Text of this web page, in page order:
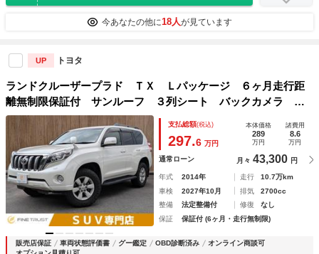
今あなたの他に18人が見ています
UP トヨタ
ランドクルーザープラド ＴＸ Ｌパッケージ ６ヶ月走行距
離無制限保証付 サンルーフ ３列シート バックカメラ ク
ルーズコントロール ＳＤナビ ＥＴＣ 本革シート フルセ
グ Ｂｌｕｅｔｏｏｔｈ シートヒーター パワーシート ス
マートキー ４ＷＤ
支払総額(税込)
297.6 万円
本体価格
289
万円
諸費用
8.6
万円
通常ローン 月々 43,300 円
年式 2014年 走行
10.7万km
車検
2027年10月 排気
2700cc
整備
法定整備付 修復
なし
保証
保証付 (6ヶ月・走行無制限)
販売店保証 車両状態評価書 グー鑑定 OBD診断済み
オンライン商談可